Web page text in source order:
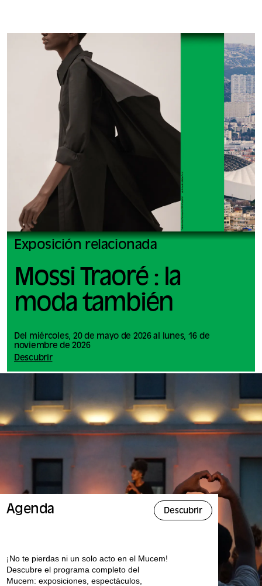
Exposición relacionada
Mossi Traoré : la
moda también
Del miércoles, 20 de mayo de 2026 al lunes, 16 de
noviembre de 2026
Descubrir
Agenda Descubrir
¡No te pierdas ni un solo acto en el Mucem!
Descubre el programa completo del
Mucem: exposiciones, espectáculos,